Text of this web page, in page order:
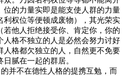
位的力量实即是能支使人群的力量
利权位等便顿成废物），其光荣实
若他人拒绝接受你、肯定你，你的
人格不独立的人是必然会努力讨好
人格都欠独立的人，自然更不免要
腻在一起的群居。
并不在德性人格的提携互勉，而